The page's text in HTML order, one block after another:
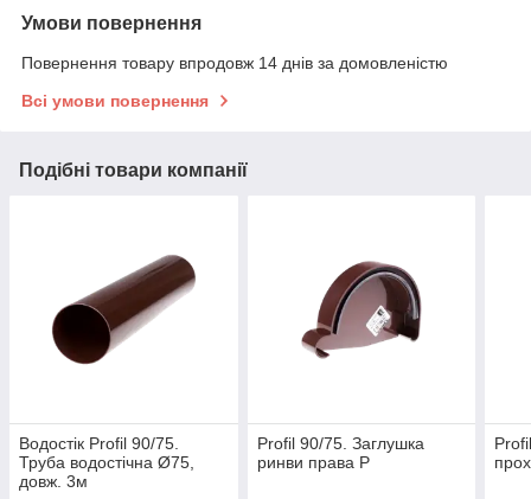
Умови повернення
Повернення товару впродовж 14 днів за домовленістю
Всі умови повернення
Подібні товари компанії
Водостік Profil 90/75.
Труба водостічна Ø75,
довж. 3м
Profil 90/75. Заглушка
ринви права Р